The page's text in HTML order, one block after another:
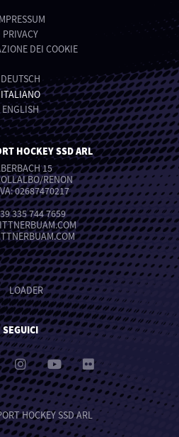
PRIVACY
DEI COOKIE
DEUTSCH
ITALIANO
ENGLISH
HOCKEY SSD ARL
15
RENON
02687470217
335 744 7659
SEGUICI
HOCKEY SSD ARL